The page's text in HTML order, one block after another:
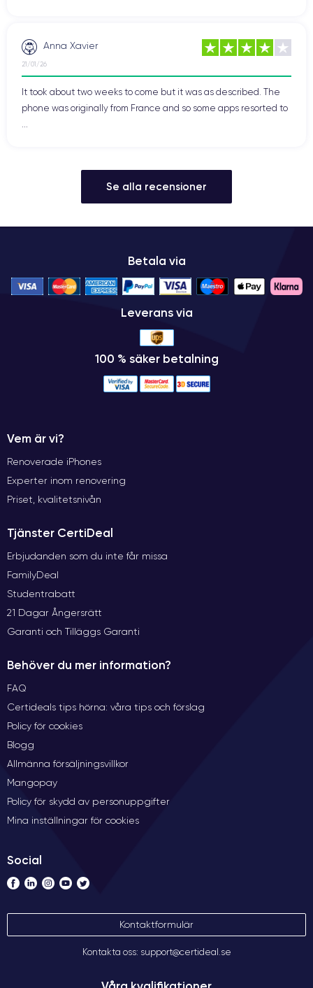
Anna Xavier
21/01/26
It took about two weeks to come but it was as described. The
phone was originally from France and so some apps resorted to
Se alla recensioner
Betala via
Leverans via
100 % säker betalning
Vem är vi?
Renoverade iPhones
Experter inom renovering
Priset, kvalitetsnivån
Tjänster CertiDeal
Erbjudanden som du inte får missa
FamilyDeal
Studentrabatt
21 Dagar Ångersrätt
Garanti och Tilläggs Garanti
Behöver du mer information?
FAQ
Certideals tips hörna: våra tips och förslag
Policy för cookies
Blogg
Allmänna försäljningsvillkor
Mangopay
Policy för skydd av personuppgifter
Mina inställningar för cookies
Social
Kontaktformulär
Kontakta oss: support@certideal.se